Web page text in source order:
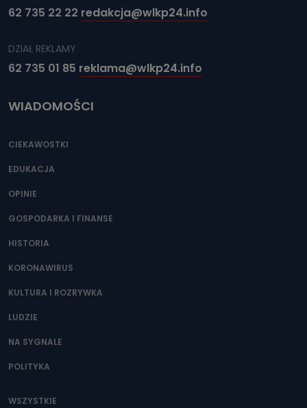
62 735 22 22 redakcja@wlkp24.info
DZIAŁ REKLAMY
62 735 01 85 reklama@wlkp24.info
WIADOMOŚCI
CIEKAWOSTKI
EDUKACJA
OPINIE
GOSPODARKA I FINANSE
HISTORIA
KORONAWIRUS
KULTURA I ROZRYWKA
LUDZIE
NA SYGNALE
POLITYKA
WSZYSTKIE